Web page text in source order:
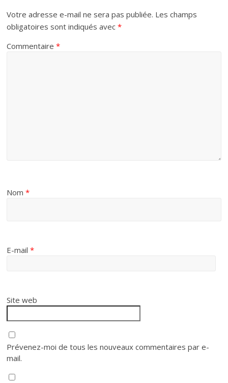
Votre adresse e-mail ne sera pas publiée. Les champs
obligatoires sont indiqués avec*
Commentaire*
Nom*
E-mail*
Site web
Prévenez-moi de tous les nouveaux commentaires par e-
mail.